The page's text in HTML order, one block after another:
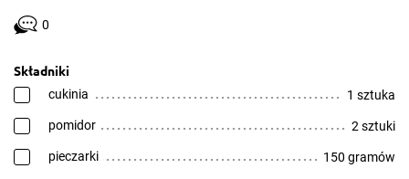
0
Składniki
cukinia 1 sztuka
pomidor 2 sztuki
pieczarki 150 gramów